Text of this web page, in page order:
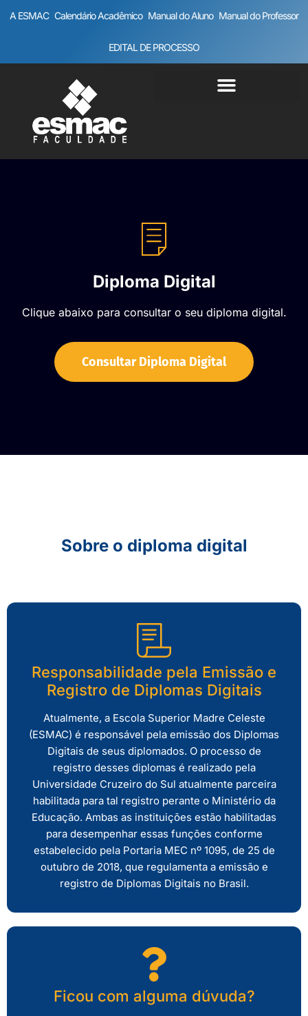
A ESMAC Calendário Acadêmico Manual do Aluno Manual do Professor
EDITAL DE PROCESSO
Diploma Digital
Clique abaixo para consultar o seu diploma digital.
Consultar Diploma Digital
Sobre o diploma digital
Responsabilidade pela Emissão e
Registro de Diplomas Digitais
Atualmente, a Escola Superior Madre Celeste
(ESMAC) é responsável pela emissão dos Diplomas
Digitais de seus diplomados. O processo de
registro desses diplomas é realizado pela
Universidade Cruzeiro do Sul atualmente parceira
habilitada para tal registro perante o Ministério da
Educação. Ambas as instituições estão habilitadas
para desempenhar essas funções conforme
estabelecido pela Portaria MEC nº 1095, de 25 de
outubro de 2018, que regulamenta a emissão e
registro de Diplomas Digitais no Brasil.
Ficou com alguma dúvuda?